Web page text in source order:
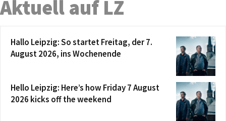
Aktuell auf LZ
Hallo Leipzig: So startet Freitag, der 7.
August 2026, ins Wochenende
Hello Leipzig: Here’s how Friday 7 August
2026 kicks off the weekend